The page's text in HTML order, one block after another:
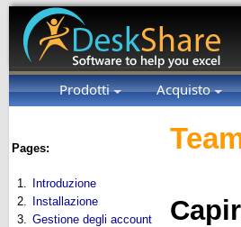
Prodotti Acquisto
Pages:
1.
Introduzione
2.
Installazione
3. Gestione degli account